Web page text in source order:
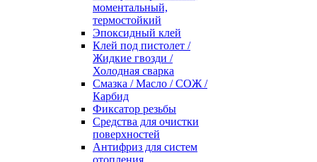
моментальный,
термостойкий
Эпоксидный клей
Клей под пистолет /
Жидкие гвозди /
Холодная сварка
Смазка / Масло / СОЖ /
Карбид
Фиксатор резьбы
Средства для очистки
поверхностей
Антифриз для систем
отопления